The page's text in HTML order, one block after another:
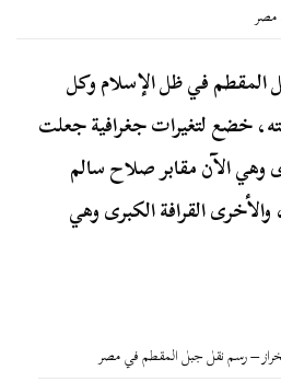
جبل المقطم في ظل الإسلام وكل
خضع لتغيرات جغرافية جعلت
وهي الآن مقابر صلاح سالم
القرافة الكبرى وهي
الخراز – رسم نقل جبل المقطم في مصر